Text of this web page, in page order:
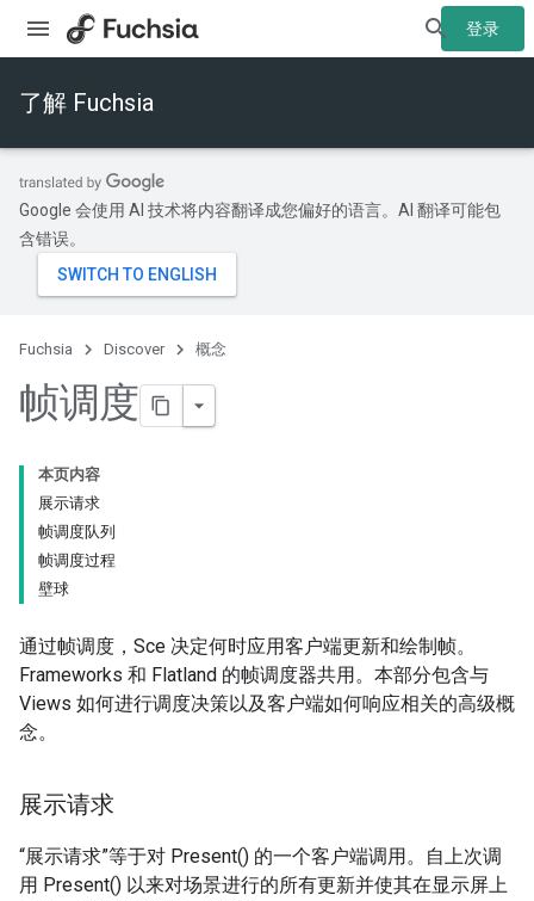
登录
了解 Fuchsia
Google 会使用 AI 技术将内容翻译成您偏好的语言。AI 翻译可能包
含错误。
Fuchsia Discover 概念
帧调度
本页内容
展示请求
帧调度队列
帧调度过程
壁球
通过帧调度，Sce 决定何时应用客户端更新和绘制帧。
Frameworks 和 Flatland 的帧调度器共用。本部分包含与
Views 如何进行调度决策以及客户端如何响应相关的高级概
念。
展示请求
“展示请求”等于对 Present() 的一个客户端调用。自上次调
用 Present() 以来对场景进行的所有更新并使其在显示屏上